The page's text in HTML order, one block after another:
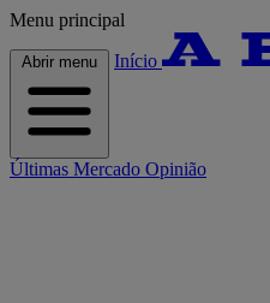
Menu principal
Abrir menu Início
Últimas Mercado Opinião